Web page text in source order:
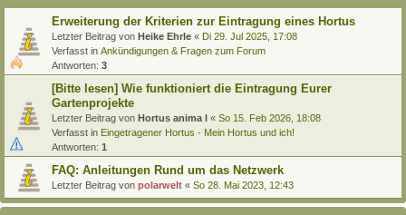
Erweiterung der Kriterien zur Eintragung eines Hortus
Letzter Beitrag von Heike Ehrle « Di 29. Jul 2025, 17:08
Verfasst in Ankündigungen & Fragen zum Forum
Antworten: 3
[Bitte lesen] Wie funktioniert die Eintragung Eurer
Gartenprojekte
Letzter Beitrag von Hortus anima l « So 15. Feb 2026, 18:08
Verfasst in Eingetragener Hortus - Mein Hortus und ich!
Antworten: 1
FAQ: Anleitungen Rund um das Netzwerk
Letzter Beitrag von polarwelt « So 28. Mai 2023, 12:43